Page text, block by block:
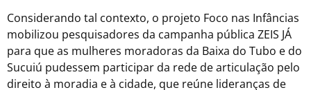
Considerando tal contexto, o projeto Foco nas Infâncias
mobilizou pesquisadores da campanha pública ZEIS JÁ
para que as mulheres moradoras da Baixa do Tubo e do
Sucuiú pudessem participar da rede de articulação pelo
direito à moradia e à cidade, que reúne lideranças de